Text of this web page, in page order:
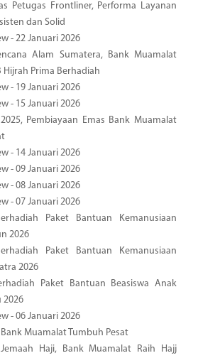
Petugas Frontliner, Performa Layanan
dan Solid
- 22 Januari 2026
Alam Sumatera, Bank Muamalat
Hijrah Prima Berhadiah
- 19 Januari 2026
- 15 Januari 2026
Pembiayaan Emas Bank Muamalat
- 14 Januari 2026
- 09 Januari 2026
- 08 Januari 2026
- 07 Januari 2026
Paket Bantuan Kemanusiaan
2026
Paket Bantuan Kemanusiaan
2026
Paket Bantuan Beasiswa Anak
2026
- 06 Januari 2026
Bank Muamalat Tumbuh Pesat
Haji, Bank Muamalat Raih Hajj